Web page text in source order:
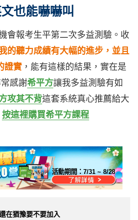
也能嚇嚇叫
會報考生平第二次多益測驗。收
的聽力成績有大幅的進步，並且
證實 ，能有這樣的結果，實在是
感謝希平方讓我多益測驗有如
攻其不背這套系統真心推薦給大
按這裡購買希平方課程
活動期間：7/31 ~ 8/28
在猶豫要不要加入